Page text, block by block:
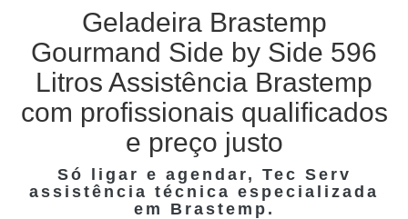
Geladeira Brastemp
Gourmand Side by Side 596
Litros Assistência Brastemp
com profissionais qualificados
e preço justo
Só ligar e agendar, Tec Serv
assistência técnica especializada
em Brastemp .